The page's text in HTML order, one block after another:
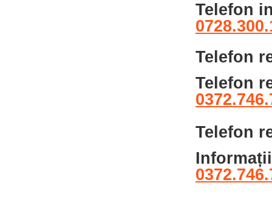
Telefon
Telefon
Telefon
Telefon